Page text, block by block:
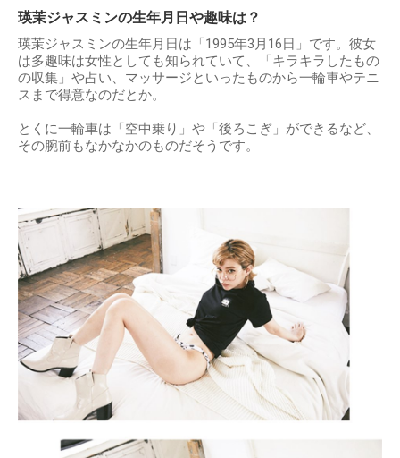
瑛茉ジャスミンの生年月日や趣味は？
瑛茉ジャスミンの生年月日は「1995年3月16日」です。彼女
は多趣味は女性としても知られていて、「キラキラしたもの
の収集」や占い、マッサージといったものから一輪車やテニ
スまで得意なのだとか。
とくに一輪車は「空中乗り」や「後ろこぎ」ができるなど、
その腕前もなかなかのものだそうです。